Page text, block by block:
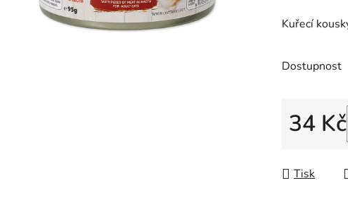
je
z
Kuřecí
Dostupnost
34 Kč
Měrná
Tisk